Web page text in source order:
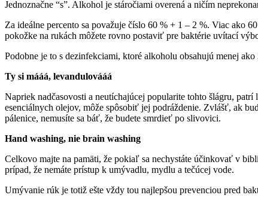
Jednoznačne “s”. Alkohol je stáročiami overená a ničím
Za ideálne percento sa považuje číslo 60 % + 1 – 2 %. Viac ako
pokožke na rukách môžete rovno postaviť pre baktérie uvítací
Podobne je to s dezinfekciami, ktoré alkoholu obsahujú menej
Ty si mááá, levandulovááá
Napriek nadčasovosti a neutíchajúcej popularite tohto šlágru,
esenciálnych olejov, môže spôsobiť jej podráždenie. Zvlášť, ak
pálenice, nemusíte sa báť, že budete smrdieť po slivovici.
Hand washing, nie brain washing
Celkovo majte na pamäti, že pokiaľ sa nechystáte účinkovať v
prípad, že nemáte prístup k umývadlu, mydlu a tečúcej vode.
Umývanie rúk je totiž ešte vždy tou najlepšou prevenciou pred